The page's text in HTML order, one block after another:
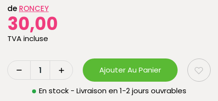
de RONCEY
30,00
TVA incluse
Ajouter Au Panier
En stock - Livraison en 1-2 jours ouvrables